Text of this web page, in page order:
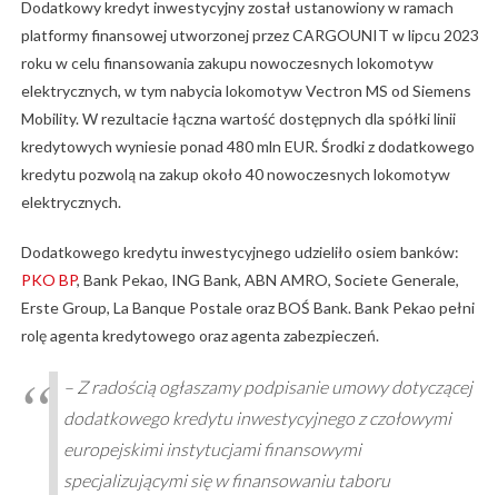
Dodatkowy kredyt inwestycyjny został ustanowiony w ramach
platformy finansowej utworzonej przez CARGOUNIT w lipcu 2023
roku w celu finansowania zakupu nowoczesnych lokomotyw
elektrycznych, w tym nabycia lokomotyw Vectron MS od Siemens
Mobility. W rezultacie łączna wartość dostępnych dla spółki linii
kredytowych wyniesie ponad 480 mln EUR. Środki z dodatkowego
kredytu pozwolą na zakup około 40 nowoczesnych lokomotyw
elektrycznych.
Dodatkowego kredytu inwestycyjnego udzieliło osiem banków:
PKO BP, Bank Pekao, ING Bank, ABN AMRO, Societe Generale,
Erste Group, La Banque Postale oraz BOŚ Bank. Bank Pekao pełni
rolę agenta kredytowego oraz agenta zabezpieczeń.
– Z radością ogłaszamy podpisanie umowy dotyczącej
dodatkowego kredytu inwestycyjnego z czołowymi
europejskimi instytucjami finansowymi
specjalizującymi się w finansowaniu taboru